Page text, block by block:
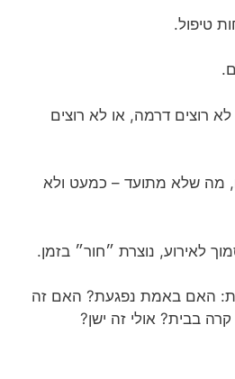
טיפול.
רוצים דרמה, או לא רוצים
מה שלא מתועד – כמעט ולא
לאירוע, נוצרת ״חור״ בזמן.
האם באמת נפגעת? האם זה
בבית? אולי זה ישן?